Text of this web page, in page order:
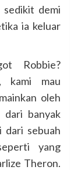
sedikit demi
ia keluar
Robbie?
kami mau
oleh
dari banyak
dari sebuah
yang
Theron.